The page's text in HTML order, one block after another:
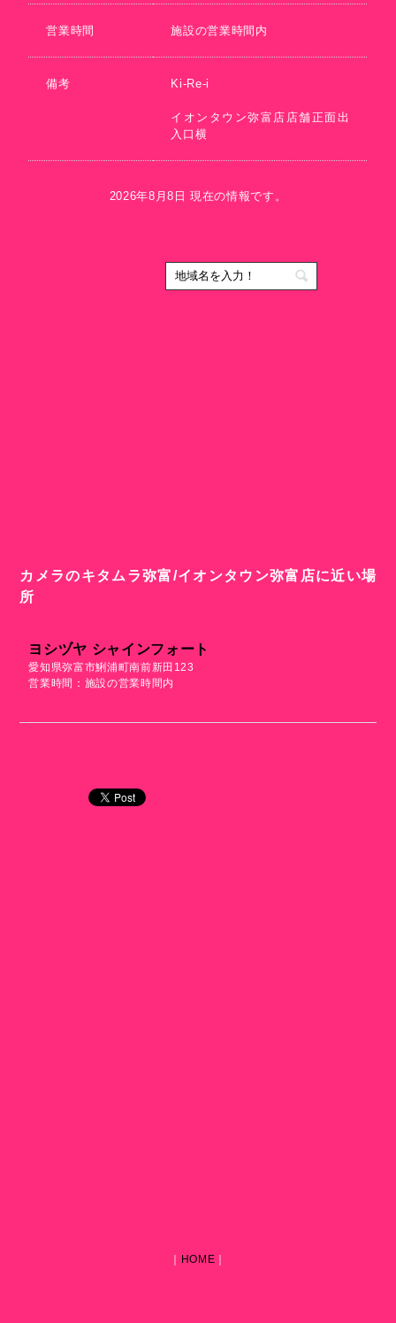
営業時間 施設の営業時間内
備考 Ki-Re-i
イオンタウン弥富店店舗正面出
入口横
2026年8月8日 現在の情報です。
カメラのキタムラ弥富/イオンタウン弥富店に近い場
所
ヨシヅヤ シャインフォート
愛知県弥富市鯏浦町南前新田123
営業時間：施設の営業時間内
HOME